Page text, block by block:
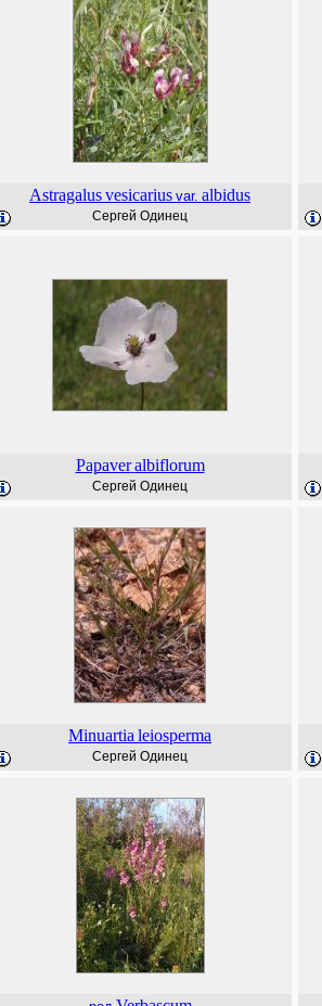
Astragalusvesicarius var. albidus
Сергей Одинец
Papaver albiflorum
Сергей Одинец
Minuartia leiosperma
Сергей Одинец